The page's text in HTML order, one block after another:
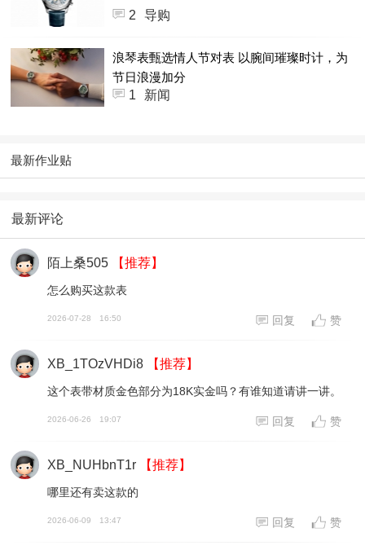
2 导购
浪琴表甄选情人节对表 以腕间璀璨时计，为
节日浪漫加分
1
新闻
最新作业贴
最新评论
陌上桑505 【推荐】
怎么购买这款表
2026-07-28 16:50 回复 赞
XB_1TOzVHDi8 【推荐】
这个表带材质金色部分为18K实金吗？有谁知道请讲一讲。
2026-06-26 19:07 回复 赞
XB_NUHbnT1r 【推荐】
哪里还有卖这款的
2026-06-09 13:47 回复 赞